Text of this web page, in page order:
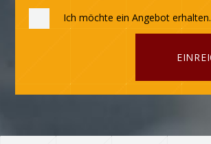
Ich möchte ein Angebot erhalten.